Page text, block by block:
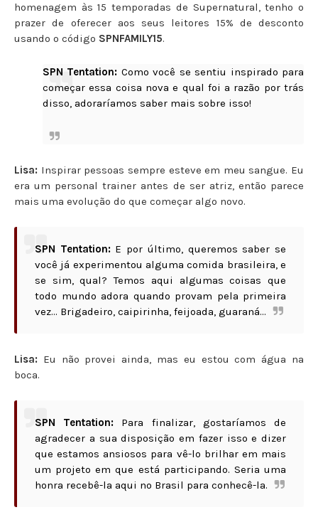
homenagem às 15 temporadas de Supernatural, tenho o
prazer de oferecer aos seus leitores 15% de desconto
usando o código SPNFAMILY15.
SPN Tentation: Como você se sentiu inspirado para
começar essa coisa nova e qual foi a razão por trás
disso, adoraríamos saber mais sobre isso!
Lisa: Inspirar pessoas sempre esteve em meu sangue. Eu
era um personal trainer antes de ser atriz, então parece
mais uma evolução do que começar algo novo.
SPN Tentation: E por último, queremos saber se
você já experimentou alguma comida brasileira, e
se sim, qual? Temos aqui algumas coisas que
todo mundo adora quando provam pela primeira
vez... Brigadeiro, caipirinha, feijoada, guaraná...
Lisa: Eu não provei ainda, mas eu estou com água na
boca.
SPN Tentation: Para finalizar, gostaríamos de
agradecer a sua disposição em fazer isso e dizer
que estamos ansiosos para vê-lo brilhar em mais
um projeto em que está participando. Seria uma
honra recebê-la aqui no Brasil para conhecê-la.